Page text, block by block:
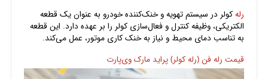
رلهکولر در سیستم تهویه و خنک‌کننده خودرو به عنوان یک قطعه
الکتریکی، وظیفه کنترل و فعال‌سازی کولر را بر عهده دارد. این قطعه
به تناسب دمای محیط و نیاز به خنک کاری موتور، عمل می‌کند.
قیمت رله فن (رله کولر) پراید مارک وی‌پارت